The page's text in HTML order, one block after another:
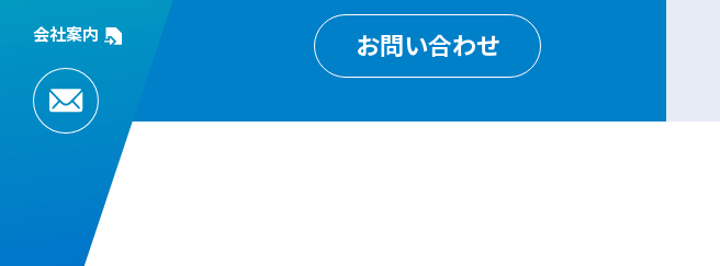
会社案内
お問い合わせ